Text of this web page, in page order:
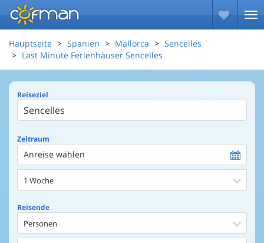
Hauptseite Spanien Mallorca
Sencelles
Last Minute Ferienhäuser Sencelles
Reiseziel
Zeitraum
Anreise wählen
1 Woche
Reisende
Personen